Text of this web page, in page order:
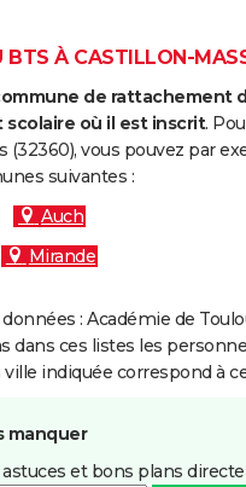
BTS À CASTILLON-
de rattachement
où il est inscrit.
(32360), vous pouvez par
suivantes :
Auch
Mirande
données : Académie de
dans ces listes les
ville indiquée correspond à
manquer
astuces et bons plans